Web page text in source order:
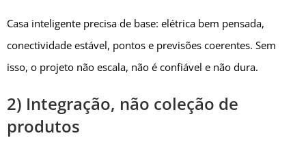
Casa inteligente precisa de base: elétrica bem pensada,
conectividade estável, pontos e previsões coerentes. Sem
isso, o projeto não escala, não é confiável e não dura.
2) Integração, não coleção de
produtos